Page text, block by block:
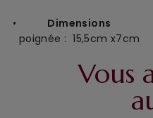
• Dimensions
poignée : 15,5cm x7cm
Vous